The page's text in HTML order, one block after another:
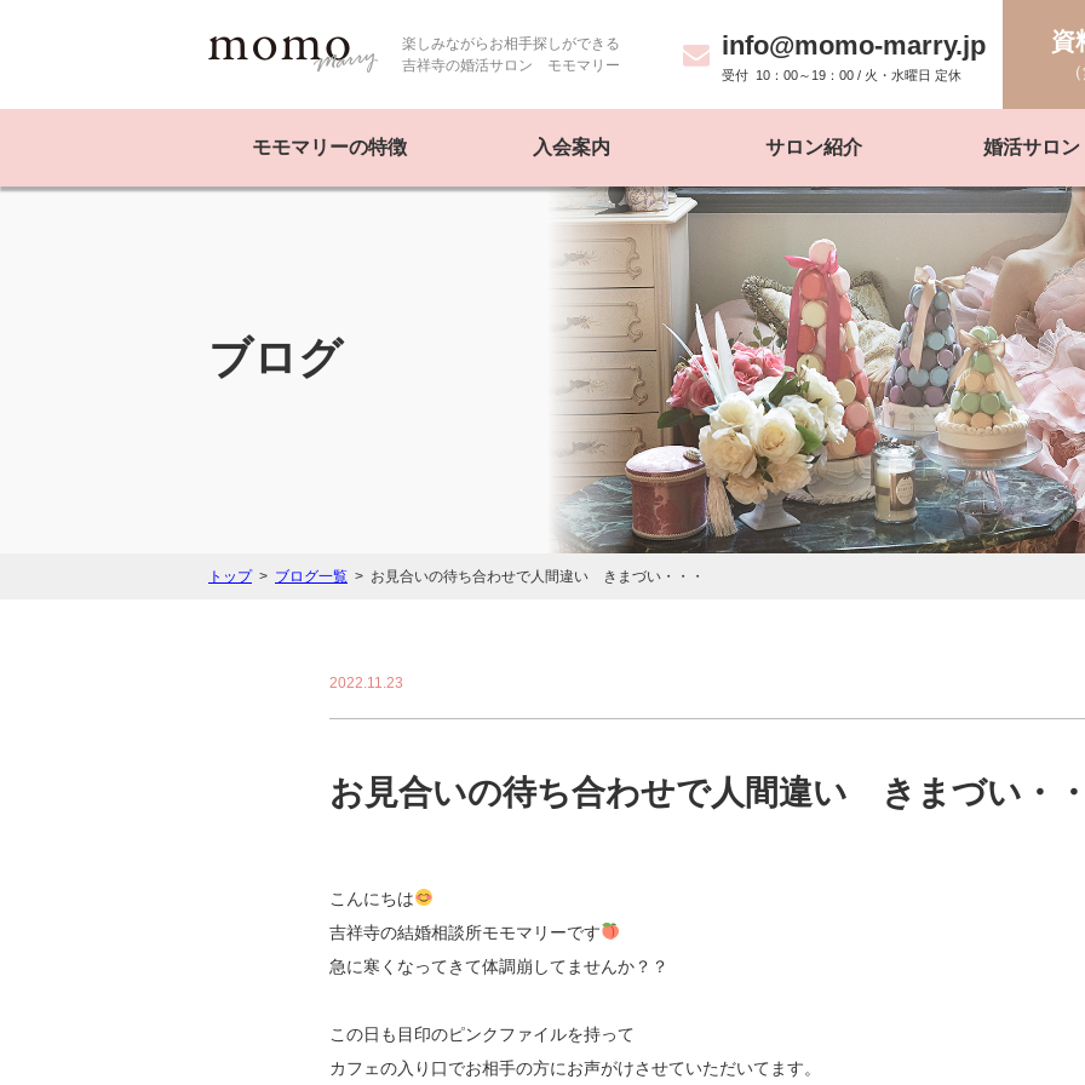
楽しみながらお相手探しができる
吉祥寺の婚活サロン モモマリー
info@momo-marry.jp
10：00～19：00 / 火・水曜日 定休
資
モモマリーの特徴 入会案内 サロン紹介 婚活サロ
ブログ
トップ ブログ一覧 お見合いの待ち合わせで人間違い きまづい・・・
2022.11.23
お見合いの待ち合わせで人間違い きまづい・
こんにちは
吉祥寺の結婚相談所モモマリーです
急に寒くなってきて体調崩してませんか？？
この日も目印のピンクファイルを持って
カフェの入り口でお相手の方にお声がけさせていただいてます。